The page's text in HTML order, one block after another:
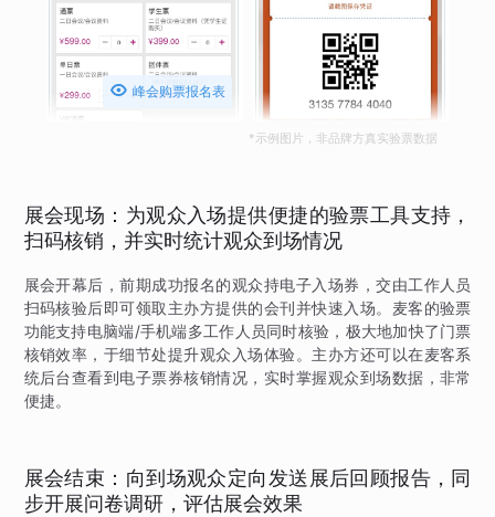
 峰会购票报名表
*示例图片，非品牌方真实验票数据
展会现场：为观众入场提供便捷的验票工具支持，
扫码核销，并实时统计观众到场情况
展会开幕后，前期成功报名的观众持电子入场券，交由工作人员
扫码核验后即可领取主办方提供的会刊并快速入场。麦客的验票
功能支持电脑端/手机端多工作人员同时核验，极大地加快了门票
核销效率，于细节处提升观众入场体验。主办方还可以在麦客系
统后台查看到电子票券核销情况，实时掌握观众到场数据，非常
便捷。
展会结束：向到场观众定向发送展后回顾报告，同
步开展问卷调研，评估展会效果